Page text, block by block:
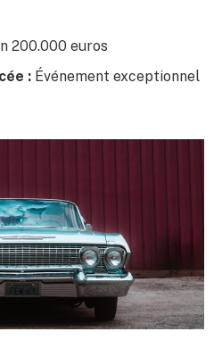
200.000 euros
: Événement exceptionnel